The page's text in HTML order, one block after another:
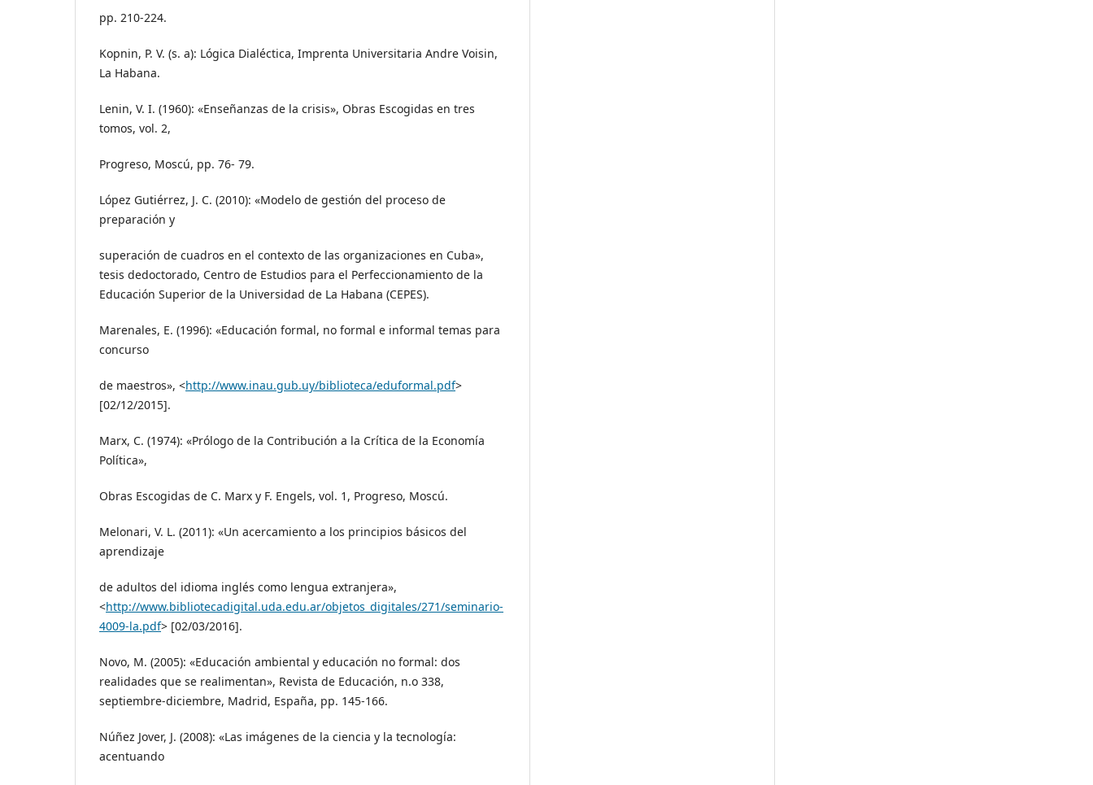
pp. 210-224.
Kopnin, P. V. (s. a): Lógica Dialéctica, Imprenta Universitaria Andre Voisin,
La Habana.
Lenin, V. I. (1960): «Enseñanzas de la crisis», Obras Escogidas en tres
tomos, vol. 2,
Progreso, Moscú, pp. 76- 79.
López Gutiérrez, J. C. (2010): «Modelo de gestión del proceso de
preparación y
superación de cuadros en el contexto de las organizaciones en Cuba»,
tesis dedoctorado, Centro de Estudios para el Perfeccionamiento de la
Educación Superior de la Universidad de La Habana (CEPES).
Marenales, E. (1996): «Educación formal, no formal e informal temas para
concurso
de maestros», <http://www.inau.gub.uy/biblioteca/eduformal.pdf>
[02/12/2015].
Marx, C. (1974): «Prólogo de la Contribución a la Crítica de la Economía
Política»,
Obras Escogidas de C. Marx y F. Engels, vol. 1, Progreso, Moscú.
Melonari, V. L. (2011): «Un acercamiento a los principios básicos del
aprendizaje
de adultos del idioma inglés como lengua extranjera»,
<http://www.bibliotecadigital.uda.edu.ar/objetos_digitales/271/seminario-
4009-la.pdf> [02/03/2016].
Novo, M. (2005): «Educación ambiental y educación no formal: dos
realidades que se realimentan», Revista de Educación, n.o 338,
septiembre-diciembre, Madrid, España, pp. 145-166.
Núñez Jover, J. (2008): «Las imágenes de la ciencia y la tecnología:
acentuando